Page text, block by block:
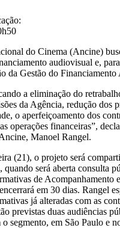
:
do Cinema (Ancine)
audiovisual e,
da Gestão do
a eliminação do
da Agência, redução dos
o aperfeiçoamento dos
operações financeiras”,
Manoel Rangel.
(21), o projeto será
quando será aberta consulta
de Acompanhamento
em 30 dias. Rangel
já alteradas com as
previstas duas audiências
o segmento, em São Paulo e